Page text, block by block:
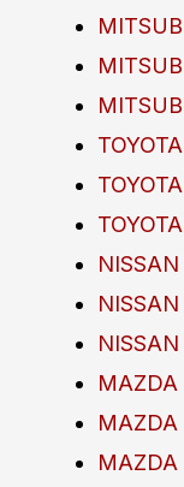
MAZDA